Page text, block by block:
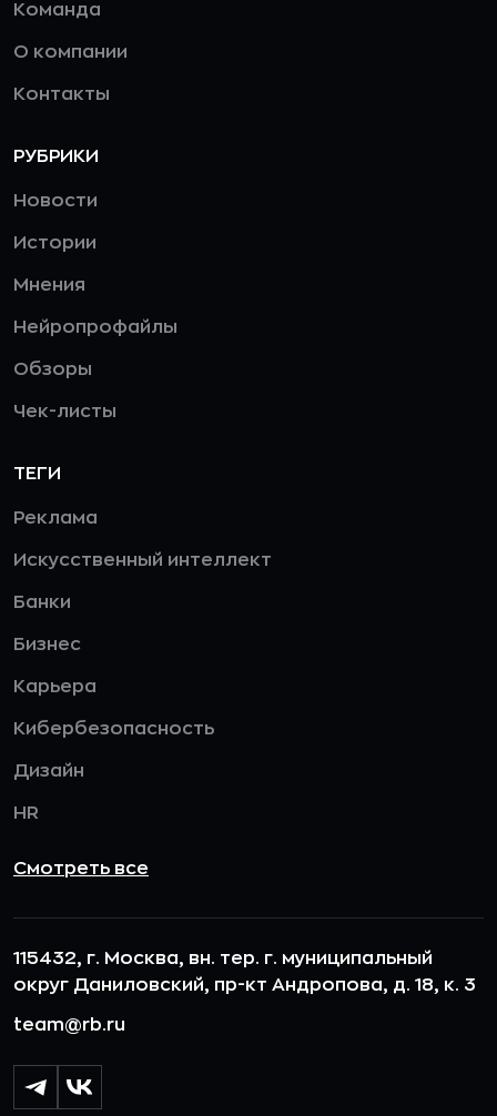
Команда
О компании
Контакты
РУБРИКИ
Новости
Истории
Мнения
Нейропрофайлы
Обзоры
Чек-листы
ТЕГИ
Реклама
Искусственный интеллект
Банки
Бизнес
Карьера
Кибербезопасность
Дизайн
HR
Смотреть все
115432, г. Москва, вн. тер. г. муниципальный
округ Даниловский, пр-кт Андропова, д. 18, к. 3
team@rb.ru